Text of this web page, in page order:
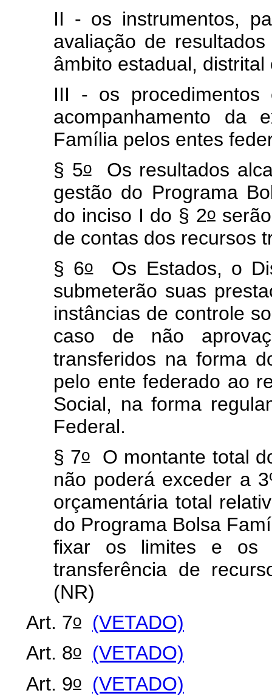
II - os instrumentos,
avaliação de
âmbito estadual,
III - os procedimentos
acompanhamento da
Família pelos entes
§ 5oOs resultados
gestão do Programa
do inciso I do § 2oserão
de contas dos recursos
§ 6oOs Estados, o
submeterão suas
instâncias de controle
caso de não
transferidos na forma
pelo ente federado ao
Social, na forma
Federal.
§ 7oO montante total
não poderá exceder a
orçamentária total
do Programa Bolsa
fixar os limites e os
transferência de
(NR)
Art. 7o
(VETADO)
Art. 8o
(VETADO)
Art. 9o (VETADO)